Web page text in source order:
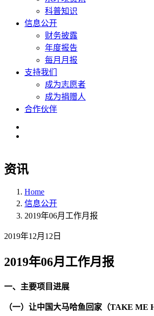
科普知识
信息公开
财务披露
年度报告
每月月报
支持我们
成为志愿者
成为捐赠人
合作伙伴
资讯
Home
信息公开
2019年06月工作月报
2019年12月12日
2019年06月工作月报
一、主要项目进展
（一）让中国大马哈鱼回家（TAKE ME